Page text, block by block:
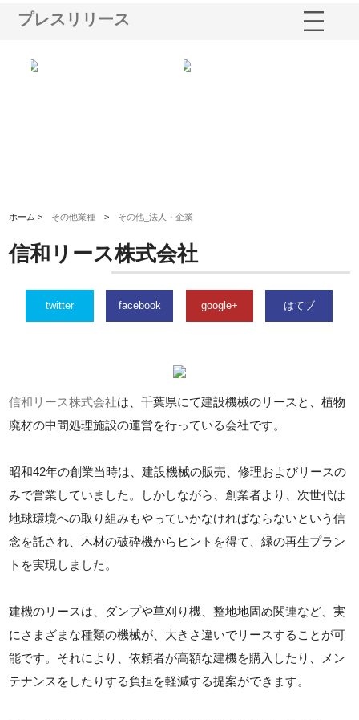
プレスリリース
ホーム > その他業種 > その他_法人・企業
信和リース株式会社
twitter facebook google+ はてブ
信和リース株式会社は、千葉県にて建設機械のリースと、植物
廃材の中間処理施設の運営を行っている会社です。
昭和42年の創業当時は、建設機械の販売、修理およびリースの
みで営業していました。しかしながら、創業者より、次世代は
地球環境への取り組みもやっていかなければならないという信
念を託され、木材の破砕機からヒントを得て、緑の再生プラン
トを実現しました。
建機のリースは、ダンプや草刈り機、整地地固め関連など、実
にさまざまな種類の機械が、大きさ違いでリースすることが可
能です。それにより、依頼者が高額な建機を購入したり、メン
テナンスをしたりする負担を軽減する提案ができます。